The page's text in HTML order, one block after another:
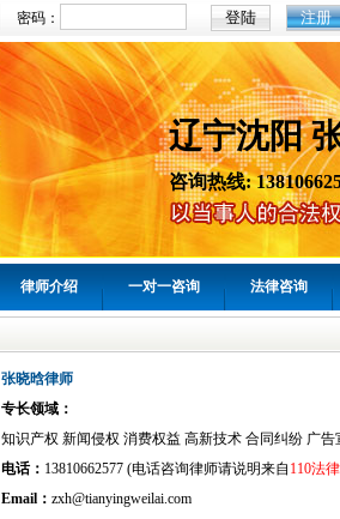
密码： 注册
辽宁沈阳
咨询热线:
律师介绍 一对一咨询 法律咨询
张晓晗律师
专长领域：
知识产权 新闻侵权 消费权益 高新技术 合同纠纷 广
电话： 13810662577 (电话咨询律师请说明来自 110法
Email： zxh@tianyingweilai.com